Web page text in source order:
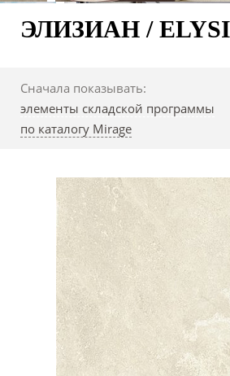
ЭЛИЗИАН /
Сначала показывать:
элементы складской программы
по каталогу Mirage